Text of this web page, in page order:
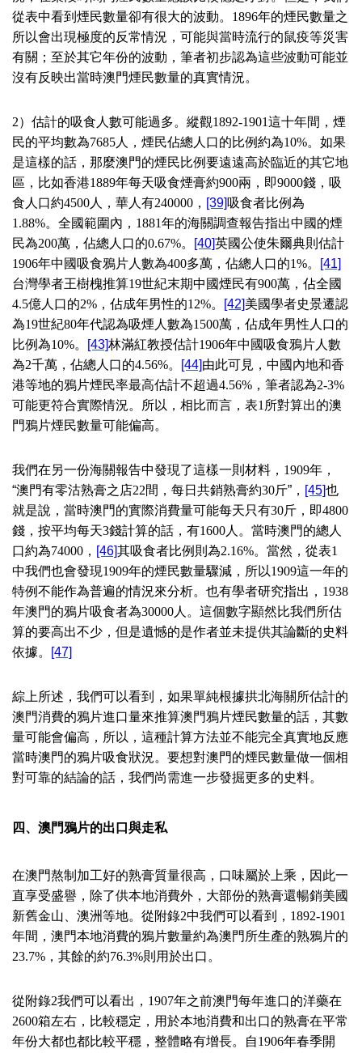
從表中看到煙民數量卻有很大的波動。 1896年的煙民數量之
所以會出現極度的反常情況，可能與當時流行的鼠疫等災害
有關；至於其它年份的波動，筆者初步認為這些波動可能並
沒有反映出當時澳門煙民數量的真實情況。
2）估計的吸食人數可能過多。縱觀1892-1901這十年間，煙
民的平均數為7685人，煙民佔總人口的比例約為10%。如果
是這樣的話，那麼澳門的煙民比例要遠遠高於臨近的其它地
區，比如香港1889年每天吸食煙膏約900兩，即9000錢，吸
食人口約4500人，華人有240000 ， [39]吸食者比例為
1.88%。全國範圍內， 1881年的海關調查報告指出中國的煙
民為200萬，佔總人口的0.67%。 [40]英國公使朱爾典則估計
1906年中國吸食鴉片人數為400多萬，佔總人口的1%。
[41]
台灣學者王樹槐推算19世紀末期中國煙民有900萬，佔全國
4.5億人口的2% ，佔成年男性的12%。 [42]美國學者史景遷認
為19世紀80年代認為吸煙人數為1500萬，佔成年男性人口的
比例為10%。 [43]林滿紅教授估計1906年中國吸食鴉片人數
為2千萬，佔總人口的4.56%。 [44]由此可見，中國內地和香
港等地的鴉片煙民率最高估計不超過4.56% ，筆者認為2-3%
可能更符合實際情況。所以，相比而言，表1 所對算出的澳
門鴉片煙民數量可能偏高。
我們在另一份海關報告中發現了這樣一則材料， 1909年，
“澳門有零沽熟膏之店22間，每日共銷熟膏約30斤”， [45]也
就是說，當時澳門的實際消費量可能每天只有30斤，即4800
錢，按平均每天3錢計算的話，有1600人。當時澳門的總人
口約為74000 ， [46]其吸食者比例則為2.16%。當然，從表1
中我們也會發現1909年的煙民數量驟減，所以1909這一年的
特例不能作為普遍的情況來分析。也有學者研究指出， 1938
年澳門的鴉片吸食者為30000人。這個數字顯然比我們所估
算的要高出不少，但是遺憾的是作者並未提供其論斷的史料
依據。
[47]
綜上所述，我們可以看到，如果單純根據拱北海關所估計的
澳門消費的鴉片進口量來推算澳門鴉片煙民數量的話，其數
量可能會偏高，所以，這種計算方法並不能完全真實地反應
當時澳門的鴉片吸食狀況。要想對澳門的煙民數量做一個相
對可靠的結論的話，我們尚需進一步發掘更多的史料。
四、澳門鴉片的出口與走私
在澳門熬制加工好的熟膏質量很高，口味屬於上乘，因此一
直享受盛譽，除了供本地消費外，大部份的熟膏還暢銷美國
新舊金山、澳洲等地。從附錄2中我們可以看到， 1892-1901
年間，澳門本地消費的鴉片數量約為澳門所生產的熟鴉片的
23.7% ，其餘的約76.3%則用於出口。
從附錄2我們可以看出， 1907年之前澳門每年進口的洋藥在
2600箱左右，比較穩定，用於本地消費和出口的熟膏在平常
年份大都也都比較平穩，整體略有增長。自1906年春季開